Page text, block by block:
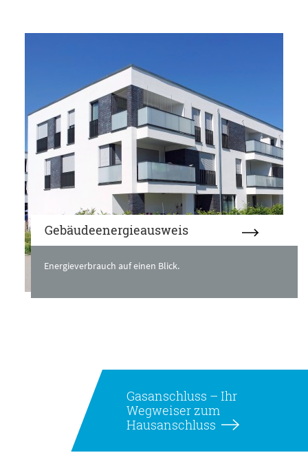
Gebäudeenergieausweis
Energieverbrauch auf einen Blick.
Gasanschluss – Ihr
Wegweiser zum
Hausanschluss